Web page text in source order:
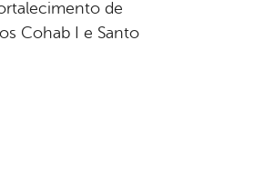
de
Cohab I e Santo